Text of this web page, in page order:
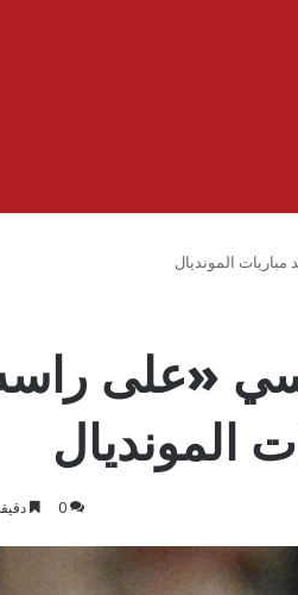
المونديال
«على
المونديال
0